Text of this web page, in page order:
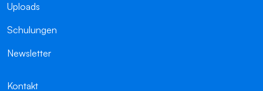
Uploads
Schulungen
Newsletter
Kontakt